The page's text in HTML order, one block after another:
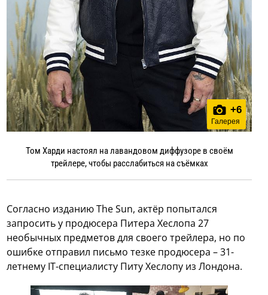
+6
Галерея
Том Харди настоял на лавандовом диффузоре в своём
трейлере, чтобы расслабиться на съёмках
Согласно изданию The Sun, актёр попытался
запросить у продюсера Питера Хеслопа 27
необычных предметов для своего трейлера, но по
ошибке отправил письмо тезке продюсера – 31-
летнему IT-специалисту Питу Хеслопу из Лондона.